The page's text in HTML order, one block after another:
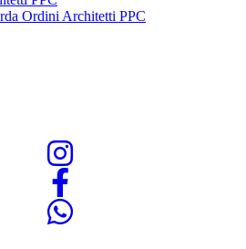
Ordini Architetti PPC